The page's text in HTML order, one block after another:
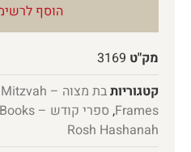
הוסף
מק"ט 3169
קטגוריותבת מצוה – Bat Mitzvah
Frames
, ספרי קודש – Kodesh Books
Rosh Hashanah